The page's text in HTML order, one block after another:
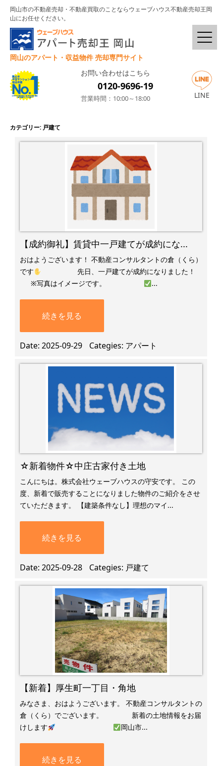
岡山市の不動産売却・不動産買取のことならウェーブハウス不動産売却王岡
山にお任せください。
岡山のアパート・収益物件 売却専門サイト
お問い合わせはこちら
0120-9696-19
営業時間：10:00～18:00 LINE
カテゴリー:戸建て
【成約御礼】賃貸中一戸建てが成約にな...
おはようございます！ 不動産コンサルタントの倉（くら）
です
先日、一戸建てが成約になりました！
​ ※写真はイメージです。
...
続きを見る
Date 2025-09-29 Categies アパート
☆新着物件☆中庄古家付き土地
こんにちは。株式会社ウェーブハウスの守安です。 この
度、新着で販売することになりました物件のご紹介をさせ
ていただきます。 【建築条件なし】理想のマイ...
続きを見る
Date 2025-09-28 Categies 戸建て
【新着】厚生町一丁目・角地
みなさま、おはようございます。 不動産コンサルタントの
倉（くら）でございます。 新着の土地情報をお届
けします
岡山市...
続きを見る